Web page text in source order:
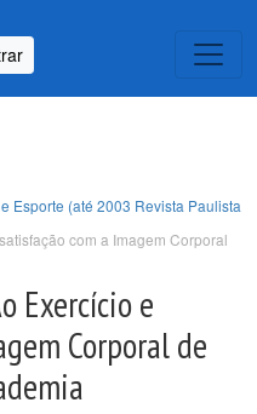
Esporte (até 2003 Revista Paulista
com a Imagem Corporal
Exercício e
Corporal de